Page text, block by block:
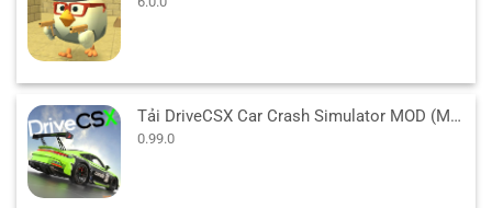
Tải DriveCSX Car Crash Simulator MOD (Mở Khoá) v0.99.0 APK
0.99.0